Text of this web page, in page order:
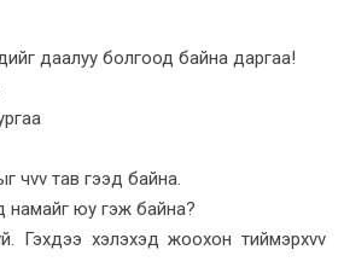
даалуу болгоод байна даргаа!
чvv тав гээд байна.
намайг юу гэж байна?
Гэхдээ хэлэхэд жоохон тиймэрхvv